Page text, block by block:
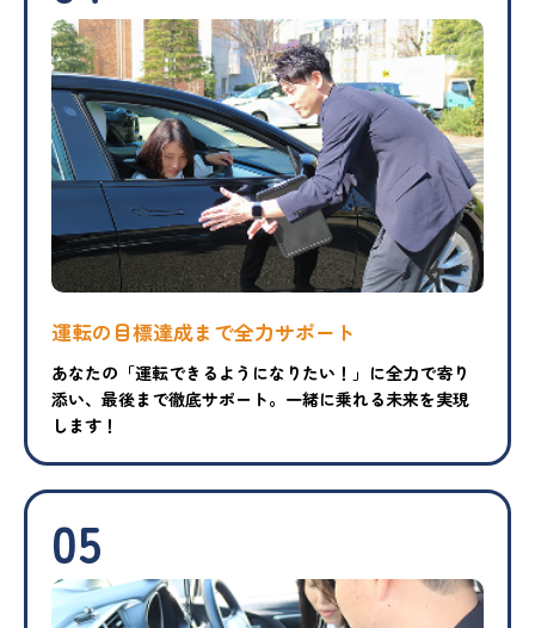
運転の目標達成まで全力サポート
あなたの「運転できるようになりたい！」に全力で寄り
添い、最後まで徹底サポート。一緒に乗れる未来を実現
します！
05